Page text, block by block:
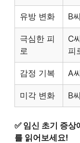
유방 변화 B
극심한 피
로
C
피
감정 기복 A
미각 변화 B
✅ 임신 초기 증상
를 읽어보세요!